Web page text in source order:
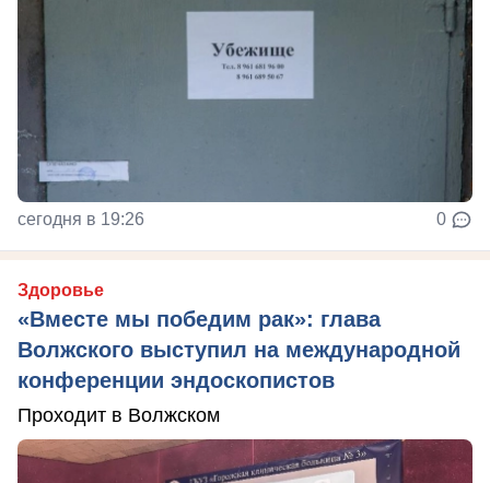
сегодня в 19:26 0
Здоровье
«Вместе мы победим рак»: глава
Волжского выступил на международной
конференции эндоскопистов
Проходит в Волжском